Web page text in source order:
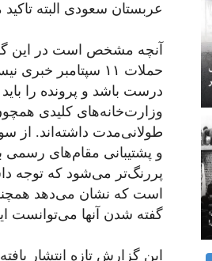
عربستان سعودی البته
آنچه مشخص است در این
حملات ۱۱
درست باشد و پرونده را
وزارت‌خانه‌های کلیدی همچون
طولانی‌مدت داشته‌اند. از
و پشتیبانی مقام‌های
پررنگ‌تر می‌شود که توجه
گفته شدن آنها می‌توانست